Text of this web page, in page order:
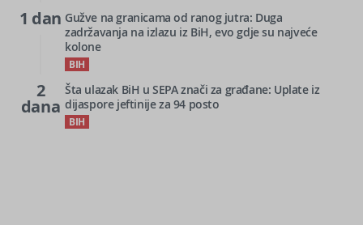
1 dan Gužve na granicama od ranog jutra: Duga
zadržavanja na izlazu iz BiH, evo gdje su najveće
kolone
BIH
2
dana
Šta ulazak BiH u SEPA znači za građane: Uplate iz
dijaspore jeftinije za 94 posto
BIH